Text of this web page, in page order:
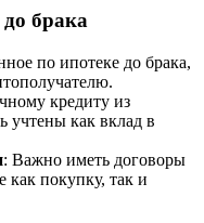
брака
по ипотеке до брака,
кредиту из
учтены как вклад в
: Важно иметь договоры
покупку, так и